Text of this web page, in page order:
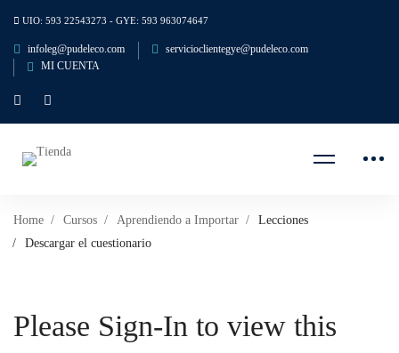
UIO: 593 22543273 - GYE: 593 963074647
infoleg@pudeleco.com
servicioclientegye@pudeleco.com
MI CUENTA
Home Cursos Aprendiendo a Importar
Lecciones
Descargar el cuestionario
Please Sign-In to view this